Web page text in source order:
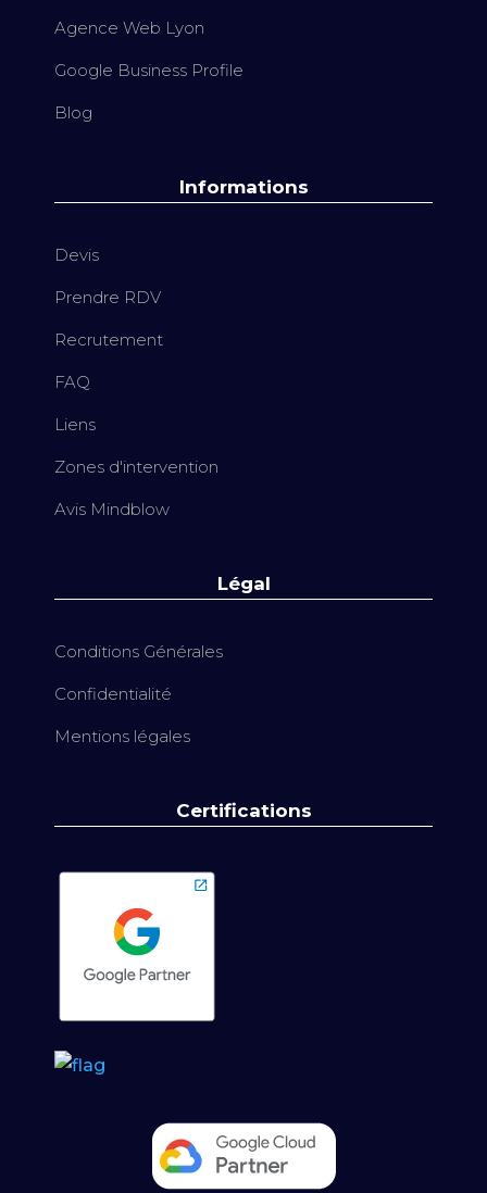
Agence Web Lyon
Google Business Profile
Blog
Informations
Devis
Prendre RDV
Recrutement
FAQ
Liens
Zones d'intervention
Avis Mindblow
Légal
Conditions Générales
Confidentialité
Mentions légales
Certifications